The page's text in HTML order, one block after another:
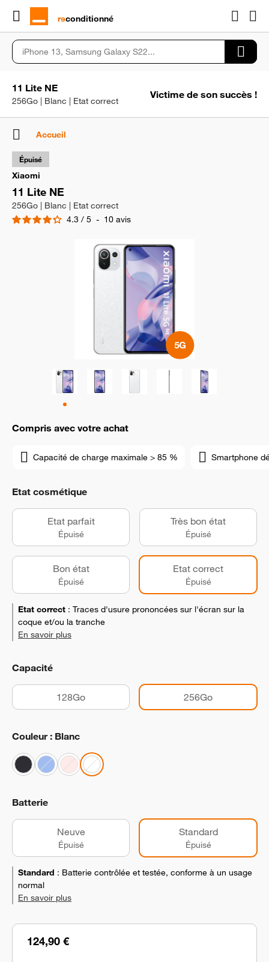
rɘconditionné
11 Lite NE
256Go | Blanc | Etat correct
Victime de son succès !
Accueil
Xiaomi
11 Lite NE
256Go | Blanc | Etat correct
4.3 / 5 - 10 avis
Épuisé
Compris avec votre achat
Capacité de charge maximale > 85 % Smartphone
124,90 €
Etat cosmétique
Etat parfait
Épuisé
Très bon état
Épuisé
Bon état
Épuisé
Etat correct
Épuisé
Etat correct : Traces d'usure prononcées sur l'écran sur la
coque et/ou la tranche
En savoir plus
Capacité
128Go 256Go
Couleur : Blanc
Batterie
Neuve
Épuisé
Standard
Épuisé
Standard : Batterie contrôlée et testée, conforme à un usage
normal
En savoir plus